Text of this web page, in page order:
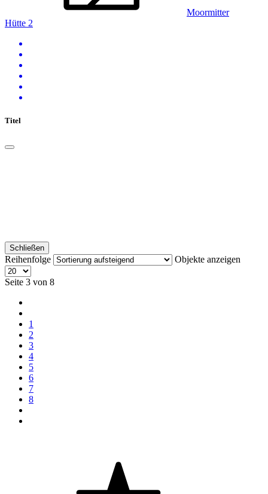
Moormitter
Hütte 2
Titel
Schließen
Reihenfolge Objekte anzeigen
Seite 3 von 8
1
2
3
4
5
6
7
8